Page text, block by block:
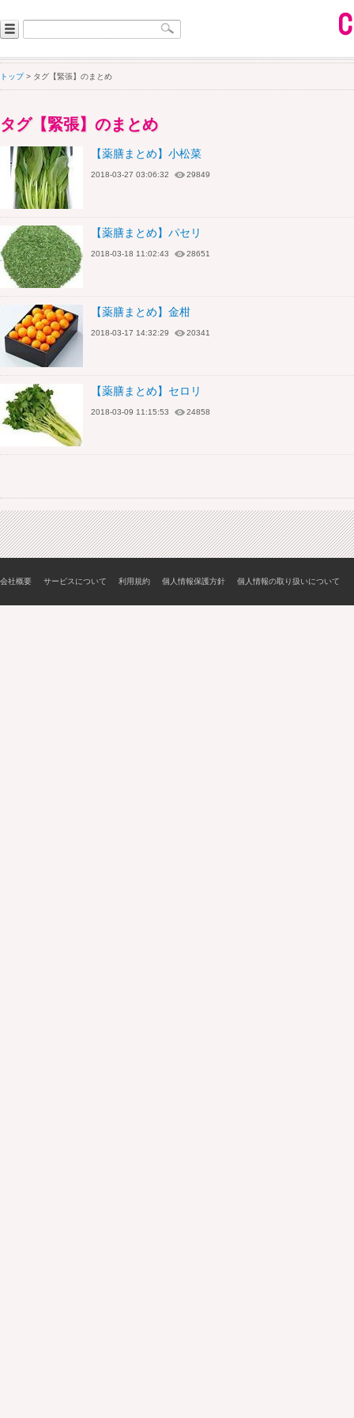
トップ> タグ【緊張】のまとめ
タグ【緊張】のまとめ
【薬膳まとめ】小松菜
2018-03-27 03:06:32 29849
【薬膳まとめ】パセリ
2018-03-18 11:02:43 28651
【薬膳まとめ】金柑
2018-03-17 14:32:29 20341
【薬膳まとめ】セロリ
2018-03-09 11:15:53 24858
会社概要 サービスについて 利用規約 個人情報保護方針 個人情報の取り扱いについて